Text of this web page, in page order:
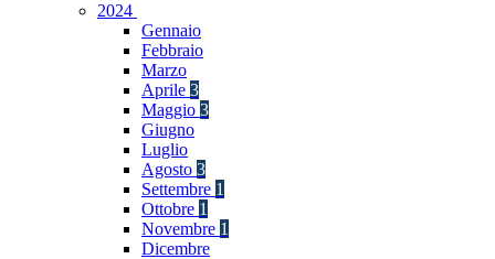
2024
Gennaio
Febbraio
Marzo
Aprile 3
Maggio 3
Giugno
Luglio
Agosto 3
Settembre 1
Ottobre 1
Novembre 1
Dicembre